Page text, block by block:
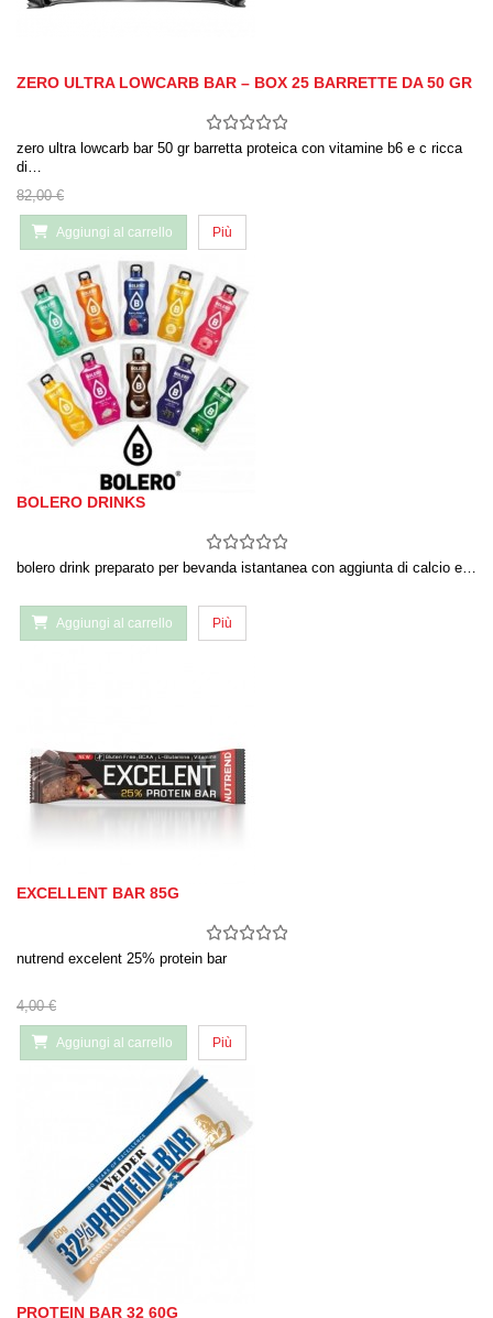
ZERO ULTRA LOWCARB BAR – BOX 25 BARRETTE DA 50 GR
zero ultra lowcarb bar 50 gr barretta proteica con vitamine b6 e c ricca
di…
82,00 €
Aggiungi al carrello Più
BOLERO DRINKS
bolero drink preparato per bevanda istantanea con aggiunta di calcio e…
Aggiungi al carrello Più
EXCELLENT BAR 85G
nutrend excelent 25% protein bar
4,00 €
Aggiungi al carrello Più
PROTEIN BAR 32 60G